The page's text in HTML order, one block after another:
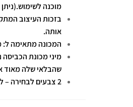
מוכנה
בזכות העיצוב
אותה.
המכונה מתאימה ל:
שהבלאי שלה מאוד
2 צבעים לבחירה – לבן או ורוד